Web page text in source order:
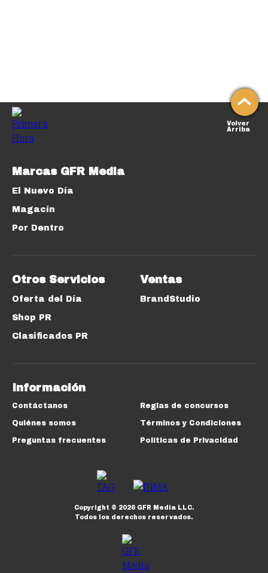
Volver
Arriba
Marcas GFR Media
El Nuevo Día
Magacín
Por Dentro
Otros Servicios
Oferta del Día
Shop PR
Clasificados PR
Ventas
BrandStudio
Información
Contáctanos
Quiénes somos
Preguntas frecuentes
Reglas de concursos
Términos y Condiciones
Políticas de Privacidad
Copyright © 2026GFR Media LLC.
Todos los derechos reservados.